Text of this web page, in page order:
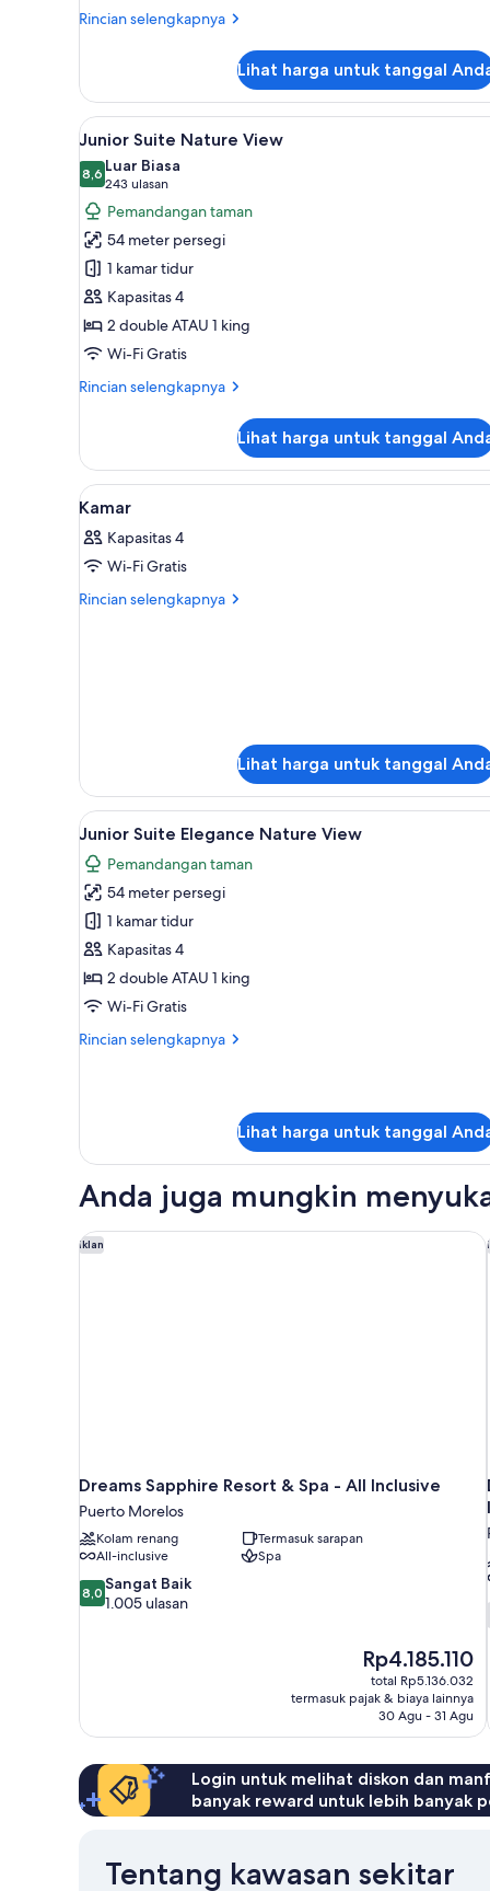
Rincian selengkapnya
Rincian
Junior
Suite
Waterpark
Side
Ocean
View
Lihat harga untuk tanggal
Lihat
semua
foto
untuk
Junior
Suite
Nature
View
Junior Suite Nature View |
8
Junior Suite Nature View
8,68,6 dari 10
Luar Biasa
243 ulasan
(243
ulasan)
Pemandangan taman
54 meter persegi
1 kamar tidur
Kapasitas 4
2 double ATAU 1 king
Wi-Fi Gratis
Rincian selengkapnya
Rincian
Junior
Suite
Nature
Lihat harga untuk tanggal
Lihat
semua
foto
untuk
Kamar
Seprai premium, minibar
6
Kamar
Kapasitas 4
Wi-Fi Gratis
Rincian selengkapnya
Rincian
Lihat harga untuk tanggal
Lihat
semua
foto
untuk
Junior
Suite
Elegance
Nature
Seprai premium, minibar
4
Junior Suite Elegance Nature View
Pemandangan taman
54 meter persegi
1 kamar tidur
Kapasitas 4
2 double ATAU 1 king
Wi-Fi Gratis
Rincian selengkapnya
Rincian
Elegance
View
Lihat harga untuk tanggal
Anda juga mungkin
Iklan
Dreams Sapphire Resort & Spa - All Inclusive
Puerto Morelos
Kolam renang
Termasuk sarapan
All-inclusive
Spa
8.0
dari
8,0 Sangat Baik
1.005 ulasan
Harga
sekarang
Rp4.185.110
Rp4.185.110
total Rp5.136.032
termasuk pajak & biaya lainnya
30 Agu - 31 Agu
Dreams Sapphire Resort & Spa - All Inclusive
Login untuk melihat diskon dan
banyak reward untuk lebih banyak
Tentang kawasan sekitar